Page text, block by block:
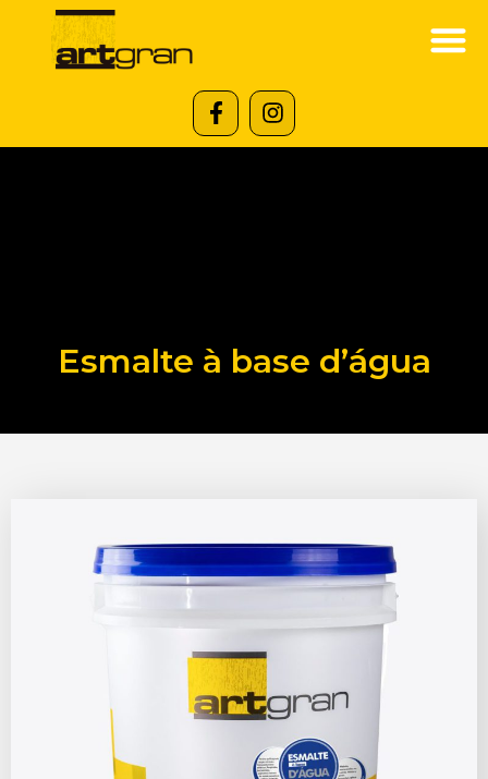
Esmalte à base d’água